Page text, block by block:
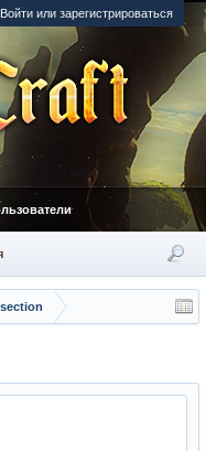
Войти или зарегистрироваться